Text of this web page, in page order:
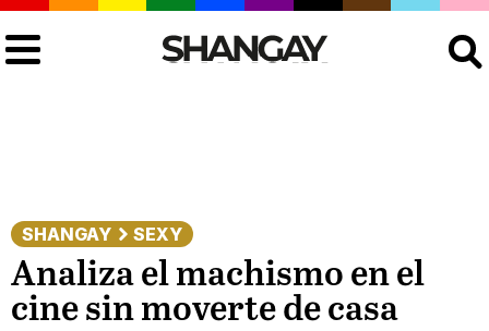
SHANGAY SEXY
Analiza el machismo en el
cine sin moverte de casa